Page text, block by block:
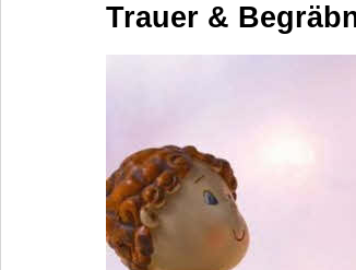
Trauer &